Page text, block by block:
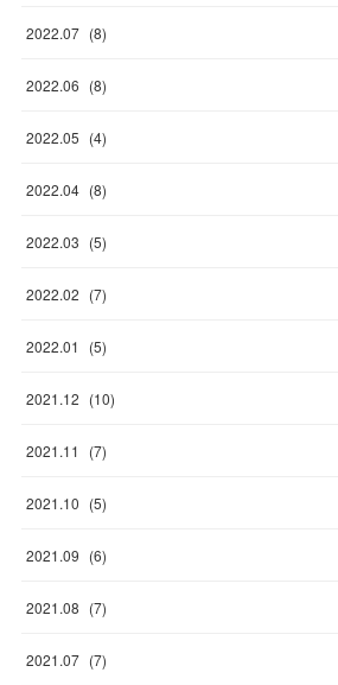
2022.07 (8)
2022.06 (8)
2022.05 (4)
2022.04 (8)
2022.03 (5)
2022.02 (7)
2022.01 (5)
2021.12 (10)
2021.11 (7)
2021.10 (5)
2021.09 (6)
2021.08 (7)
2021.07 (7)